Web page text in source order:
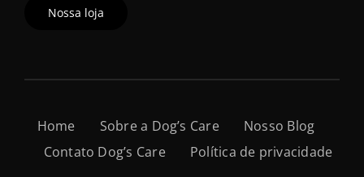
Nossa loja
Home Sobre a Dog’s Care
Nosso Blog
Contato Dog’s Care
Política de privacidade